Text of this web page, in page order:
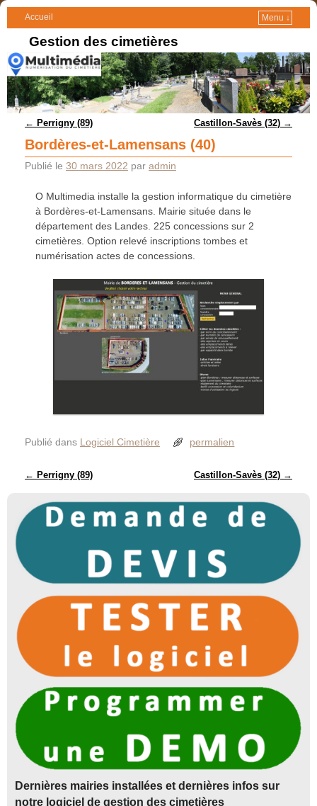
Accueil Menu ↓
Gestion des cimetières
Navigation des articles
← Perrigny (89) Castillon-Savès (32) →
Bordères-et-Lamensans (40)
Publié le 30 mars 2022 par admin
O Multimedia installe la gestion informatique du cimetière
à Bordères-et-Lamensans. Mairie située dans le
département des Landes. 225 concessions sur 2
cimetières. Option relevé inscriptions tombes et
numérisation actes de concessions.
Publié dans Logiciel Cimetière permalien
Navigation des articles
← Perrigny (89) Castillon-Savès (32) →
Dernières mairies installées et dernières infos sur
notre logiciel de gestion des cimetières